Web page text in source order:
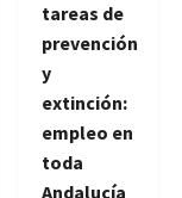
tareas de
prevención
y
extinción:
empleo en
toda
Andalucía